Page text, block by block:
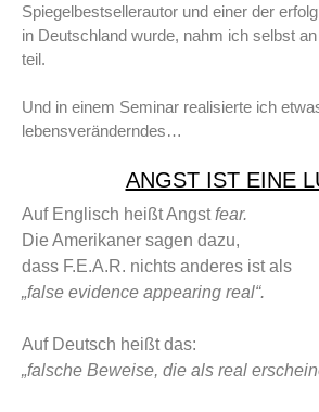
Spiegelbestsellerautor und einer der
in Deutschland wurde, nahm ich selbst
teil.
Und in einem Seminar realisierte ich
lebensveränderndes…
ANGST IST EINE
Auf Englisch heißt Angstfear.
Die Amerikaner sagen dazu,
dass F.E.A.R. nichts anderes ist als
„false evidence appearing real“.
Auf Deutsch heißt das:
„falsche Beweise, die als real